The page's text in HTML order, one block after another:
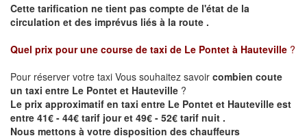
Cette tarification ne tient pas compte de l'état de la
circulation et des imprévus liés à la route .
Quel prix pour une course de taxi de Le Pontet à Hauteville ?
Pour réserver votre taxi Vous souhaitez savoir combien coute
un taxi entre Le Pontet et Hauteville ?
Le prix approximatif en taxi entre Le Pontet et Hauteville est
entre 41€ - 44€ tarif jour et 49€ - 52€ tarif nuit .
Nous mettons à votre disposition des chauffeurs